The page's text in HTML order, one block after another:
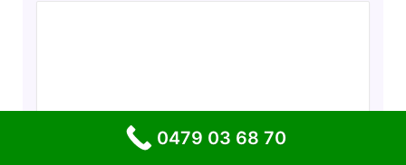
0479 03 68 70